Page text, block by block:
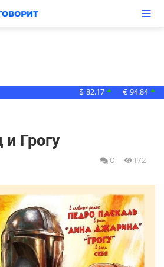
$ 82.17 ▲ € 94.84 ▲
Грогу
0 172